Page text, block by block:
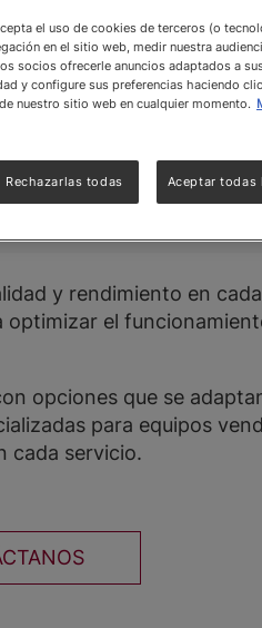
y rendimiento en
optimizar el
opciones que se
para equipos
cada servicio.
el uso de cookies de terceros (o
en el sitio web, medir nuestra
socios ofrecerle anuncios adaptados a
y configure sus preferencias haciendo
nuestro sitio web en cualquier momento.
Rechazarlas todas Aceptar todas